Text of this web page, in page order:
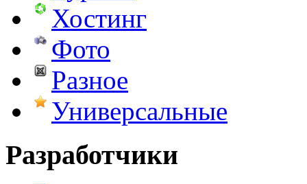
Хостинг
Фото
Разное
Универсальные
Разработчики